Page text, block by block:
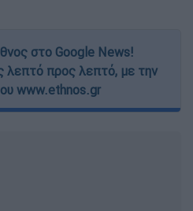
στο Google News!
λεπτό προς λεπτό, με την
www.ethnos.gr